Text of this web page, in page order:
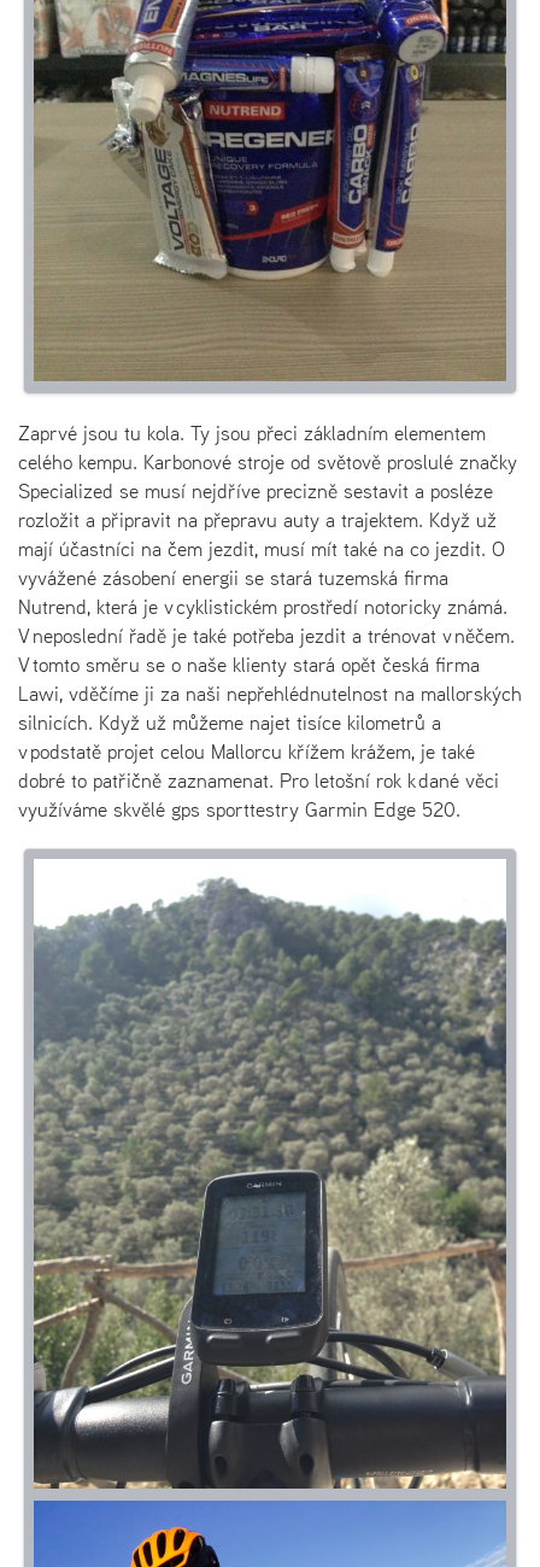
Zaprvé jsou tu kola. Ty jsou přeci základním elementem
celého kempu. Karbonové stroje od světově proslulé značky
Specialized se musí nejdříve precizně sestavit a posléze
rozložit a připravit na přepravu auty a trajektem. Když už
mají účastníci na čem jezdit, musí mít také na co jezdit. O
vyvážené zásobení energii se stará tuzemská firma
Nutrend, která je v cyklistickém prostředí notoricky známá.
V neposlední řadě je také potřeba jezdit a trénovat v něčem.
V tomto směru se o naše klienty stará opět česká firma
Lawi, vděčíme ji za naši nepřehlédnutelnost na mallorských
silnicích. Když už můžeme najet tisíce kilometrů a
v podstatě projet celou Mallorcu křížem krážem, je také
dobré to patřičně zaznamenat. Pro letošní rok k dané věci
využíváme skvělé gps sporttestry Garmin Edge 520.